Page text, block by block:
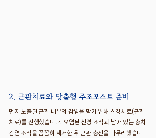
2. 근관치료와 맞춤형 주조포스트 준비
먼저 노출된 근관 내부의 감염을 막기 위해 신경치료(근관
치료)를 진행했습니다. 오염된 신경 조직과 남아 있는 충치
감염 조직을 꼼꼼히 제거한 뒤 근관 충전을 마무리했습니